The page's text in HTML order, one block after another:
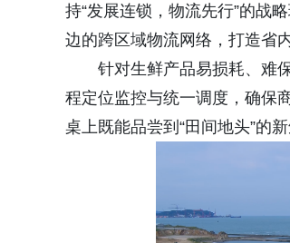
持“发展连锁，物流先行”的战
边的跨区域物流网络，打造省
针对生鲜产品易损耗、难
程定位监控与统一调度，确保
桌上既能品尝到“田间地头”的新